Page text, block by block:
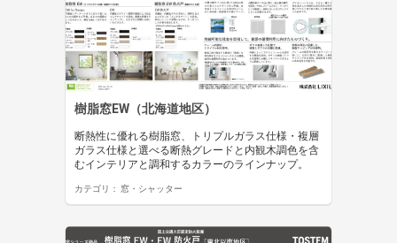
樹脂窓EW（北海道地区）
断熱性に優れる樹脂窓、トリプルガラス仕様・複層
ガラス仕様と選べる断熱グレードと内観木調色を含
むインテリアと調和するカラーのラインナップ。
カテゴリ： 窓・シャッター